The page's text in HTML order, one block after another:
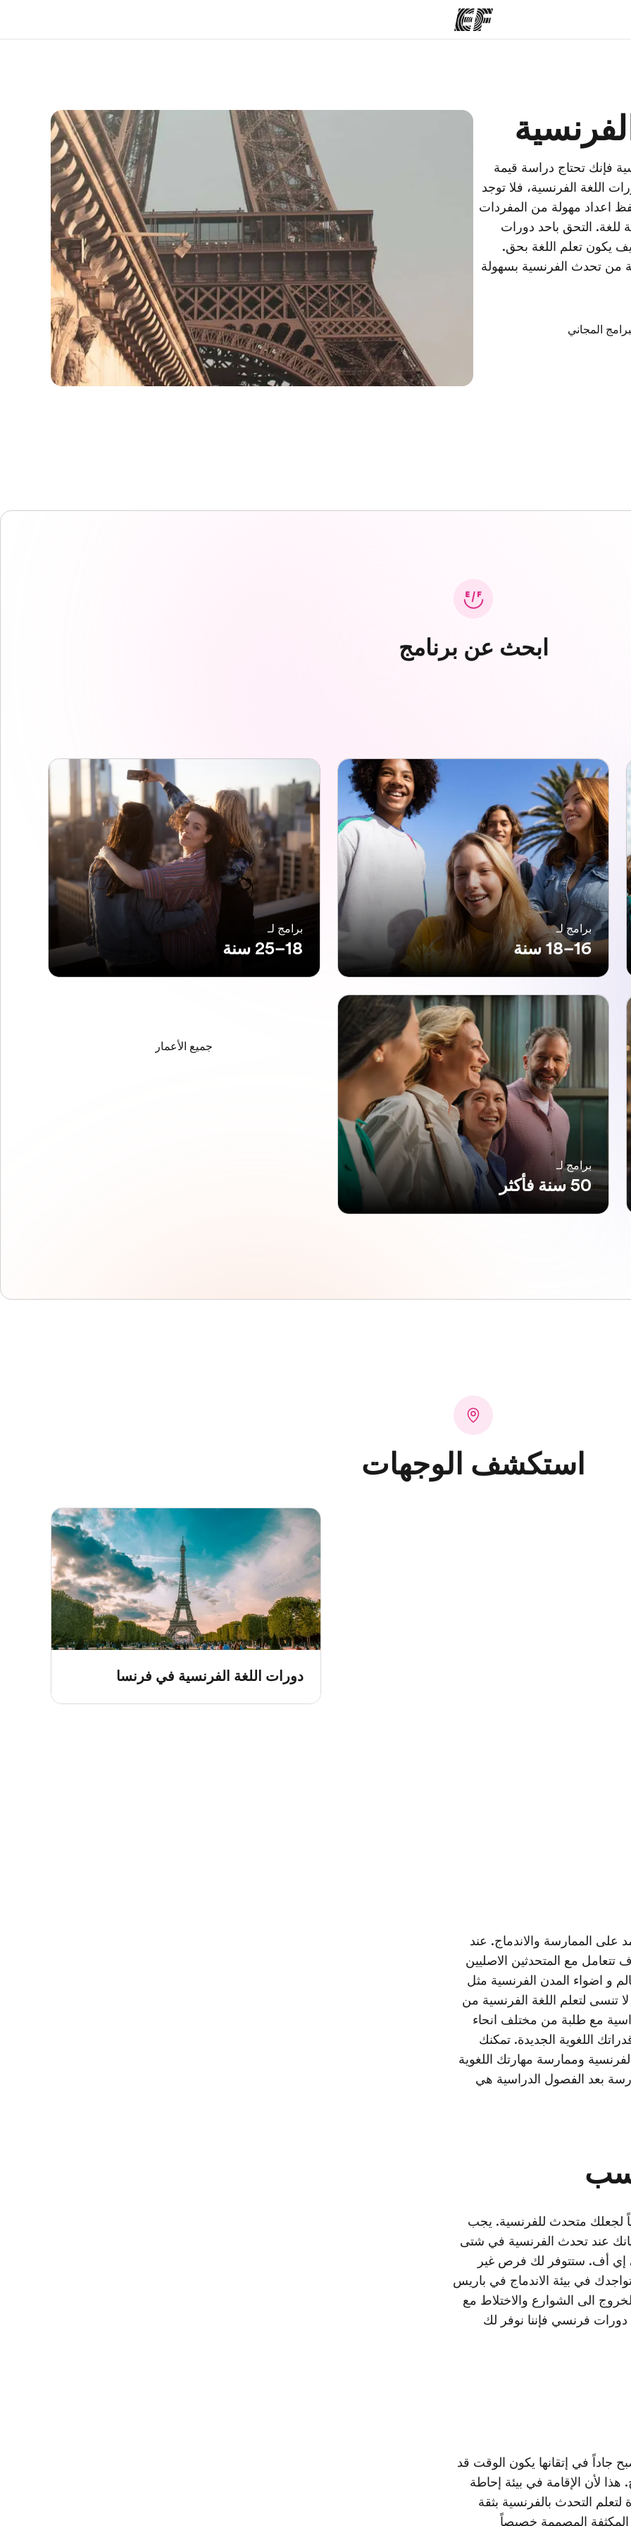
به أعثر على مكتب قريب منك من نحن إنضم إلى الفريق
فإنك تحتاج دراسة قيمة
اللغة الفرنسية، فلا توجد
اعداد مهولة من المفردات
للغة. التحق باحد دورات
يكون تعلم اللغة بحق.
من تحدث الفرنسية بسهولة
المجاني
ابحث عن برنامج
برامج لـ
16–18 سنة
برامج لـ
18–25 سنة
برامج لـ
50 سنة فأكثر
جميع الأعمار
استكشف الوجهات
دورات اللغة الفرنسية في فرنسا
على الممارسة والاندماج. عند
تتعامل مع المتحدثين الاصليين
و اضواء المدن الفرنسية مثل
تنسى لتعلم اللغة الفرنسية من
مع طلبة من مختلف انحاء
اللغوية الجديدة. تمكنك
وممارسة مهارتك اللغوية
بعد الفصول الدراسية هي
لجعلك متحدث للفرنسية. يجب
عند تحدث الفرنسية في شتى
إي أف. ستتوفر لك فرص غير
في بيئة الاندماج في باريس
الى الشوارع والاختلاط مع
فرنسي فإننا نوفر لك
جاداً في إتقانها يكون الوقت قد
هذا لأن الإقامة في بيئة إحاطة
التحدث بالفرنسية بثقة
المكثفة المصممة خصيصاً